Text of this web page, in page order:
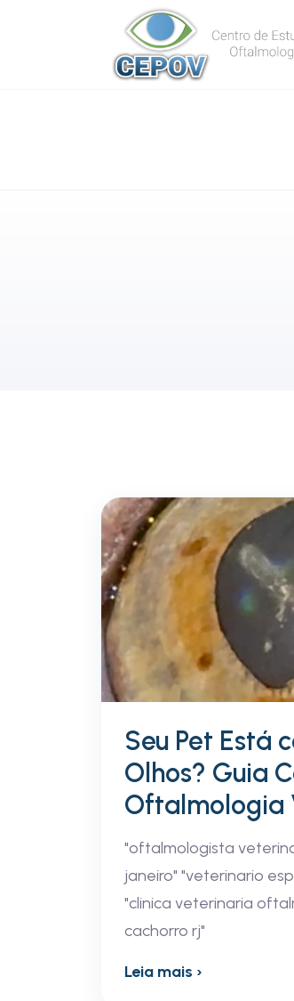
Seu Pet Está
Olhos? Guia
Oftalmologia
"oftalmologista
janeiro" "veterinario
"clinica veterinaria
cachorro rj"
Leia mais ›